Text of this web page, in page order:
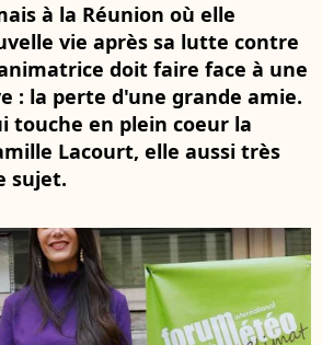
à la Réunion où elle
vie après sa lutte contre
doit faire face à une
: la perte d'une grande amie.
touche en plein coeur la
Lacourt, elle aussi très
sujet.